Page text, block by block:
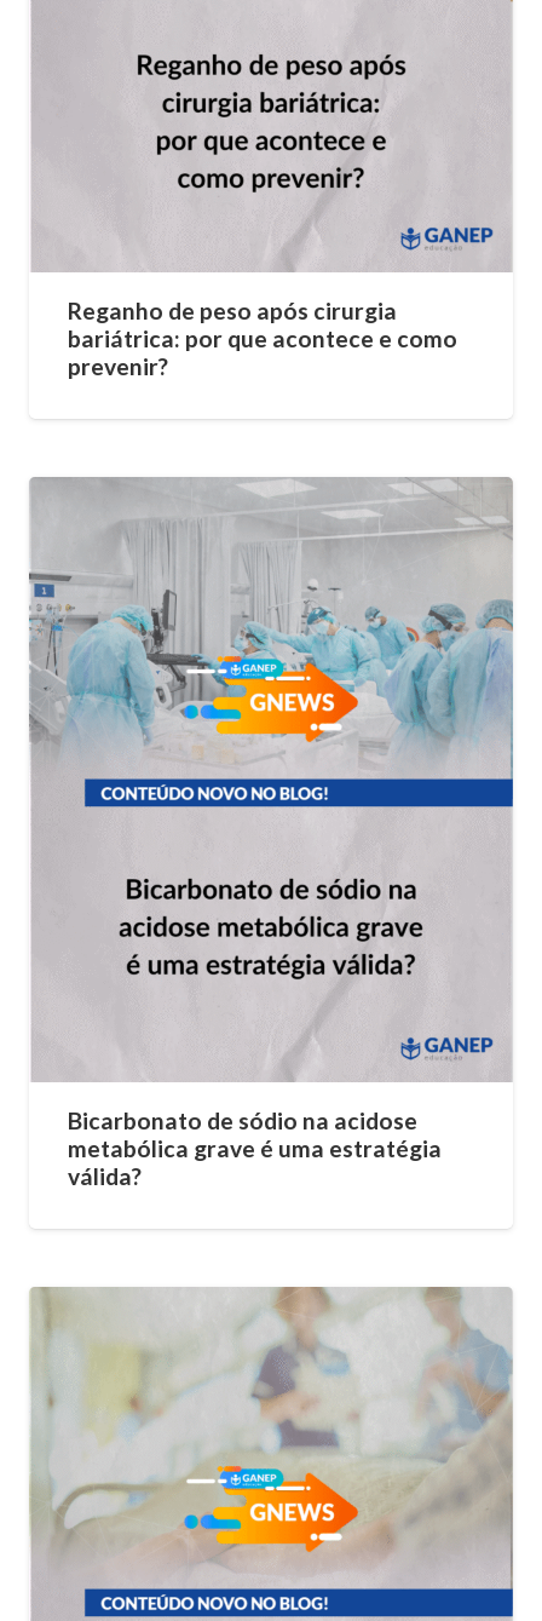
Reganho de peso após cirurgia
bariátrica: por que acontece e como
prevenir?
Bicarbonato de sódio na acidose
metabólica grave é uma estratégia
válida?